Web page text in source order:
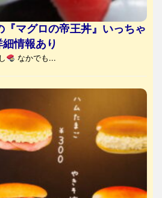
『マグロの帝王丼』いっちゃ
情報あり
なかでも...